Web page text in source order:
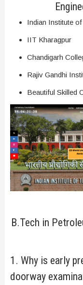
Indian Institute
IIT Kharagpur
Chandigarh
Rajiv Gandhi
Beautiful Skilled
B.Tech in
1. Why is early
doorway